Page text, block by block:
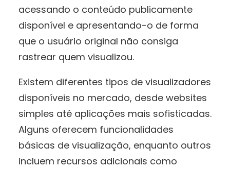
acessando o conteúdo publicamente
disponível e apresentando-o de forma
que o usuário original não consiga
rastrear quem visualizou.
Existem diferentes tipos de visualizadores
disponíveis no mercado, desde websites
simples até aplicações mais sofisticadas.
Alguns oferecem funcionalidades
básicas de visualização, enquanto outros
incluem recursos adicionais como